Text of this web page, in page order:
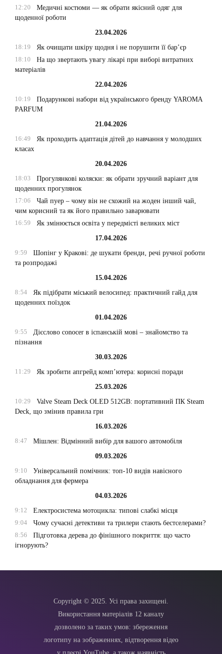
12:20
Медичні костюми — як обрати якісний одяг для
щоденної роботи
23.04.2026
18:19
Як очищати шкіру щодня і не порушити її бар’єр
18:10
На що звертають увагу лікарі при виборі витратних
матеріалів
22.04.2026
10:19
Подарункові набори від українського бренду YAROMA
PARFUM
21.04.2026
16:49
Як проходить адаптація дітей до навчання у молодших
класах
20.04.2026
18:03
Прогулянкові коляски: як обрати зручний варіант для
щоденних прогулянок
17:06
Чай пуер – чому він не схожий на жоден інший чай,
чим корисний та як його правильно заварювати
16:59
Як змінюється освіта у передмісті великих міст
17.04.2026
9:59
Шопінг у Кракові: де шукати бренди, речі ручної роботи
та розпродажі
15.04.2026
8:54
Як підібрати міський велосипед: практичний гайд для
щоденних поїздок
01.04.2026
9:55
Дієслово conocer в іспанській мові – знайомство та
пізнання
30.03.2026
11:29
Як зробити апгрейд комп’ютера: корисні поради
25.03.2026
10:29
Valve Steam Deck OLED 512GB: портативний ПК Steam
Deck, що змінив правила гри
16.03.2026
8:47
Мішлен: Відмінний вибір для вашого автомобіля
09.03.2026
9:10
Універсальний помічник: топ-10 видів навісного
обладнання для фермера
04.03.2026
9:12
Електросистема мотоцикла: типові слабкі місця
9:04
Чому сучасні детективи та трилери стають бестселерами?
8:56
Підготовка дерева до фінішного покриття: що часто
ігнорують?
Copyright © 2025. Усі права захищені.
Використання матеріалів 12 каналу
дозволено за таких умов: збереження
логотипу на зображеннях, відтворення відео